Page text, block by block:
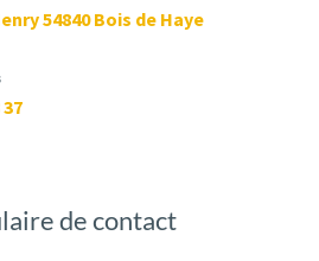
54840 Bois de Haye
37
de contact